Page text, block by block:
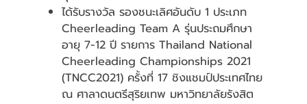
ได้รับรางวัล รองชนะเลิศอันดับ 1 ประเภท
Cheerleading Team A รุ่นประถมศึกษา
อายุ 7-12 ปี รายการ Thailand National
Cheerleading Championships 2021
(TNCC2021) ครั้งที่ 17 ชิงแชมป์ประเทศไทย
ณ ศาลาดนตรีสุริยเทพ มหาวิทยาลัยรังสิต